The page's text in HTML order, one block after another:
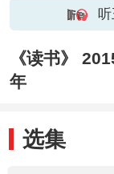
《读书》
年
选集